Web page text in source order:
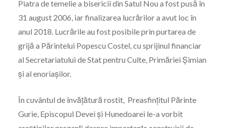
Piatra de temelie a bisericii din Satul Nou a fost pusă în
31 august 2006, iar finalizarea lucrărilor a avut loc în
anul 2018. Lucrările au fost posibile prin purtarea de
grijă a Părintelui Popescu Costel, cu sprijinul financiar
al Secretariatului de Stat pentru Culte, Primăriei Şimian
şi al enoriaşilor.
În cuvântul de învățătură rostit, Preasfințitul Părinte
Gurie, Episcopul Devei și Hunedoarei le-a vorbit